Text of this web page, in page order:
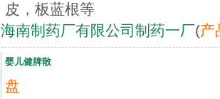
皮，板蓝根等
海南制药厂有限公司制药一厂(产
婴儿健脾散
盘